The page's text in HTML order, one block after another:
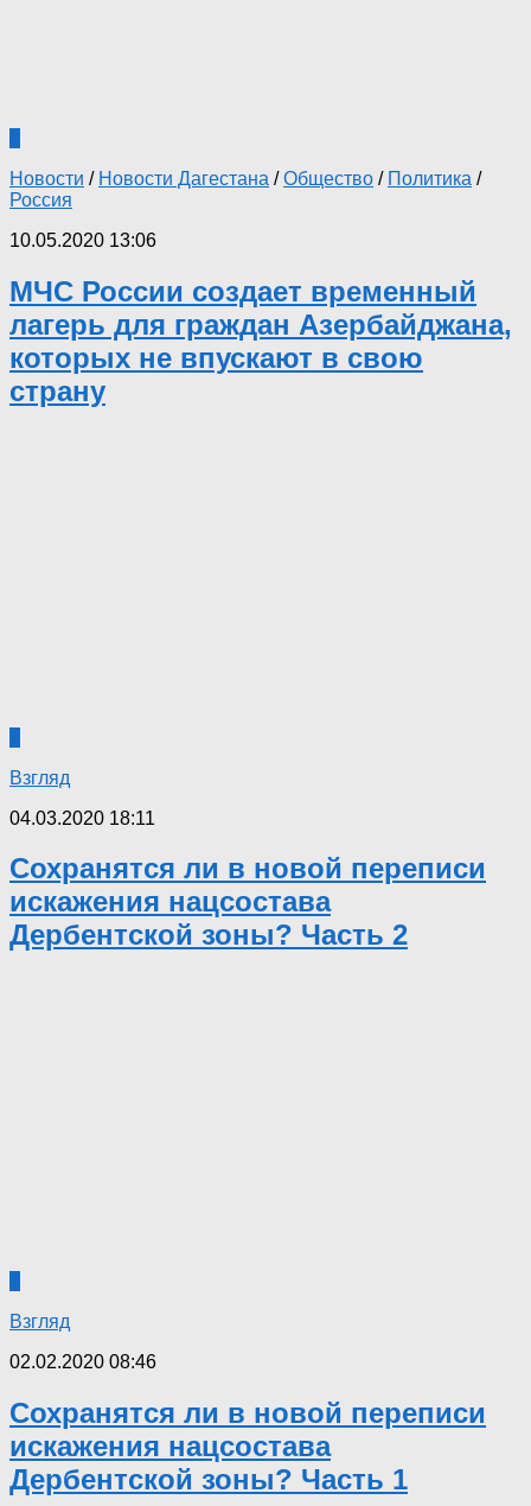
Новости / Новости Дагестана /Общество / Политика /
Россия
10.05.2020 13:06
МЧС России создает временный
лагерь для граждан Азербайджана,
которых не впускают в свою
страну
Взгляд
04.03.2020 18:11
Сохранятся ли в новой переписи
искажения нацсостава
Дербентской зоны? Часть 2
Взгляд
02.02.2020 08:46
Сохранятся ли в новой переписи
искажения нацсостава
Дербентской зоны? Часть 1